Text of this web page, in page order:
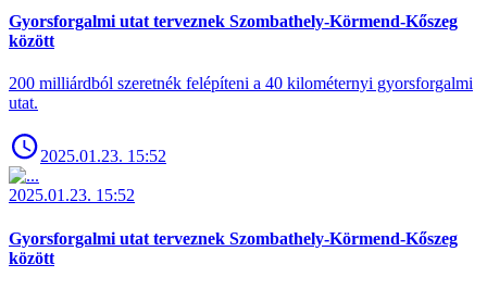
Gyorsforgalmi utat terveznek Szombathely-Körmend-Kőszeg
között
200 milliárdból szeretnék felépíteni a 40 kilométernyi gyorsforgalmi
utat.
2025.01.23. 15:52
2025.01.23. 15:52
Gyorsforgalmi utat terveznek Szombathely-Körmend-Kőszeg
között